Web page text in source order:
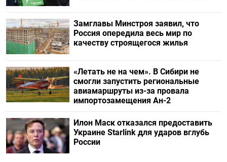
Замглавы Минстроя заявил, что
Россия опередила весь мир по
качеству строящегося жилья
«Летать не на чем». В Сибири не
смогли запустить региональные
авиамаршруты из-за провала
импортозамещения Ан-2
Илон Маск отказался предоставить
Украине Starlink для ударов вглубь
России